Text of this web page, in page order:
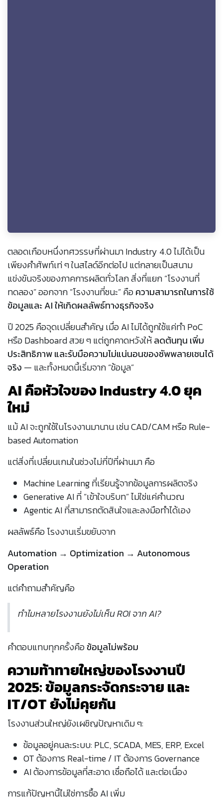
ตลอดเกือบหนึ่งทศวรรษที่ผ่านมา Industry 4.0 ไม่ได้เป็น
เพียงคำศัพท์เท่ ๆ ในสไลด์อีกต่อไป แต่กลายเป็นสนาม
แข่งขันจริงของภาคการผลิตทั่วโลก สิ่งที่แยก “โรงงานที่
ทดลอง” ออกจาก “โรงงานที่ชนะ” คือความสามารถในการใช้
ข้อมูลและ AI ให้เกิดผลลัพธ์ทางธุรกิจจริง
ปี 2025 คือจุดเปลี่ยนสำคัญ เมื่อ AI ไม่ได้ถูกใช้แค่ทำ PoC
หรือ Dashboard สวย ๆ แต่ถูกคาดหวังให้ลดต้นทุน เพิ่ม
ประสิทธิภาพ และรับมือความไม่แน่นอนของซัพพลายเชนได้
จริง — และทั้งหมดนี้เริ่มจาก “ข้อมูล”
AI คือหัวใจของ Industry 4.0 ยุค
ใหม่
แม้ AI จะถูกใช้ในโรงงานมานาน เช่น CAD/CAM หรือ Rule-
based Automation
แต่สิ่งที่เปลี่ยนเกมในช่วงไม่กี่ปีที่ผ่านมา คือ
Machine Learning ที่เรียนรู้จากข้อมูลการผลิตจริง
Generative AI ที่ “เข้าใจบริบท” ไม่ใช่แค่คำนวณ
Agentic AI ที่สามารถตัดสินใจและลงมือทำได้เอง
ผลลัพธ์คือ โรงงานเริ่มขยับจาก
Automation → Optimization → Autonomous
Operation
แต่คำถามสำคัญคือ
ทำไมหลายโรงงานยังไม่เห็น ROI จาก AI?
คำตอบแทบทุกครั้งคือข้อมูลไม่พร้อม
ความท้าทายใหญ่ของโรงงานปี
2025: ข้อมูลกระจัดกระจาย และ
IT/OT ยังไม่คุยกัน
โรงงานส่วนใหญ่ยังเผชิญปัญหาเดิม ๆ:
ข้อมูลอยู่คนละระบบ: PLC, SCADA, MES, ERP, Excel
OT ต้องการ Real-time / IT ต้องการ Governance
AI ต้องการข้อมูลที่สะอาด เชื่อถือได้ และต่อเนื่อง
การแก้ปัญหานี้ไม่ใช่การซื้อ AI เพิ่ม